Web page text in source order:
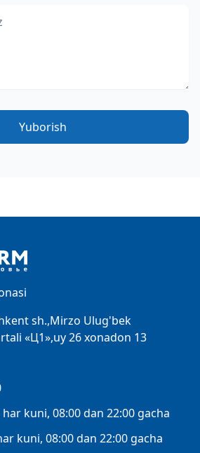
Yuborish
sh.,Mirzo Ulug'bek
«Ц1»,uy 26 xonadon 13
kuni, 08:00 dan 22:00 gacha
kuni, 08:00 dan 22:00 gacha